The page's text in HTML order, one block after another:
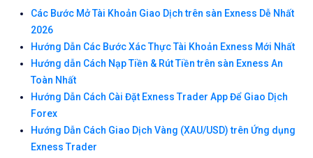
Các Bước Mở Tài Khoản Giao Dịch trên sàn Exness Dễ Nhất
2026
Hướng Dẫn Các Bước Xác Thực Tài Khoản Exness Mới Nhất
Hướng dẫn Cách Nạp Tiền & Rút Tiền trên sàn Exness An
Toàn Nhất
Hướng Dẫn Cách Cài Đặt Exness Trader App Để Giao Dịch
Forex
Hướng Dẫn Cách Giao Dịch Vàng (XAU/USD) trên Ứng dụng
Exness Trader